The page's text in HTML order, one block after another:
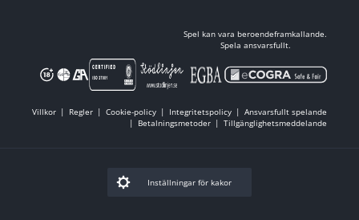
Spel kan vara beroendeframkallande.
Spela ansvarsfullt.
Villkor Regler Cookie-policy Integritetspolicy
Ansvarsfullt spelande
Betalningsmetoder
Tillgänglighetsmeddelande
Inställningar för kakor